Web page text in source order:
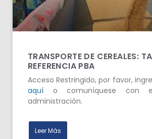
TRANSPORTE DE CEREALES:
REFERENCIA PBA
Acceso Restringido, por favor,
aquí o comuníquese con
administración.
Leer Más